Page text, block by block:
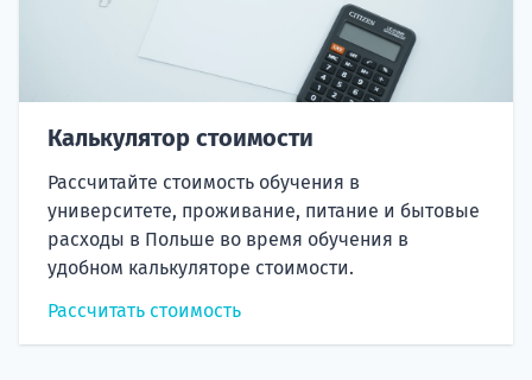
Калькулятор стоимости
Рассчитайте стоимость обучения в
университете, проживание, питание и бытовые
расходы в Польше во время обучения в
удобном калькуляторе стоимости.
Рассчитать стоимость